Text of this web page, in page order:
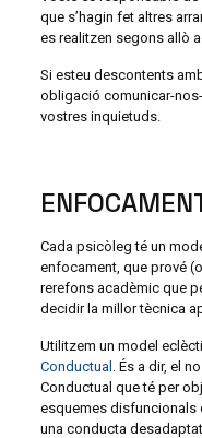
que s’hagin fet altres
es realitzen segons allò
Si esteu descontents
obligació comunicar-
vostres inquietuds.
Cada psicòleg té un
enfocament, que prové
rerefons acadèmic que
decidir la millor tècnica
Utilitzem un model
Conductual . És a dir, el
Conductual que té per
esquemes disfuncionals
una conducta